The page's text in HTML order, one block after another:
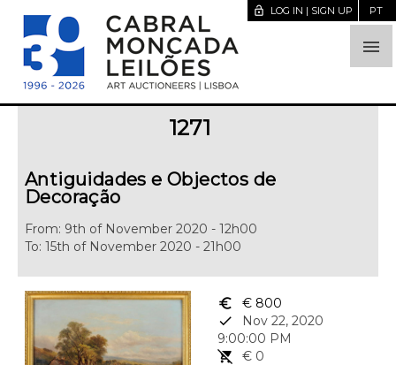

lock_open LOG IN | SIGN UP PT
1271
Antiguidades e Objectos de
Decoração
From: 9th of November 2020 - 12h00
To: 15th of November 2020 - 21h00
euro_symbol
€ 800
done
Nov 22, 2020
9:00:00 PM
remove_shopping_cart
€ 0